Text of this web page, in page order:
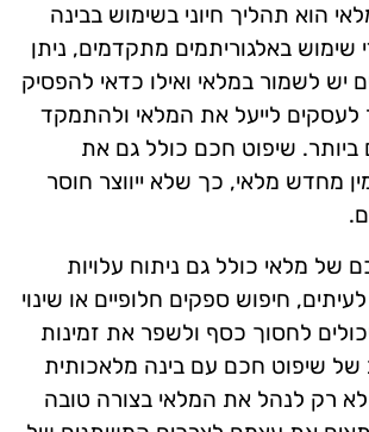
הוא תהליך חיוני בשימוש בבינה
שימוש באלגוריתמים מתקדמים, ניתן
יש לשמור במלאי ואילו כדאי להפסיק
לעסקים לייעל את המלאי ולהתמקד
ביותר. שיפוט חכם כולל גם את
מחדש מלאי, כך שלא ייווצר חוסר
של מלאי כולל גם ניתוח עלויות
חיפוש ספקים חלופיים או שינוי
לחסוך כסף ולשפר את זמינות
של שיפוט חכם עם בינה מלאכותית
רק לנהל את המלאי בצורה טובה